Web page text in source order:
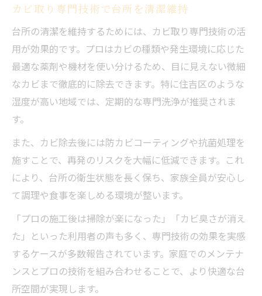
カビ取り専門技術で台所を清潔維持
台所の清潔を維持するためには、カビ取り専門技術の活
用が効果的です。プロはカビの種類や発生環境に応じた
最適な薬剤や機材を使い分けるため、目に見えない微細
なカビまで徹底的に除去できます。特に住吉区のような
湿度が高い地域では、定期的な専門洗浄が推奨されま
す。
また、カビ除去後には防カビコーティングや抗菌処理を
施すことで、再発のリスクを大幅に低減できます。これ
により、台所の衛生状態を長く保ち、家族全員が安心し
て調理や食事を楽しめる環境が整います。
「プロの施工後は掃除が楽になった」「カビ臭さが消え
た」といった利用者の声も多く、専門技術の効果を実感
するケースが多数報告されています。家庭でのメンテナ
ンスとプロの技術を組み合わせることで、より快適な台
所空間が実現します。